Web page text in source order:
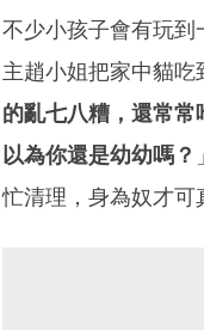
不少小孩子會有玩
主趙小姐把家中貓吃
的亂七八糟，還常
以為你還是幼幼嗎？
忙清理，身為奴才可